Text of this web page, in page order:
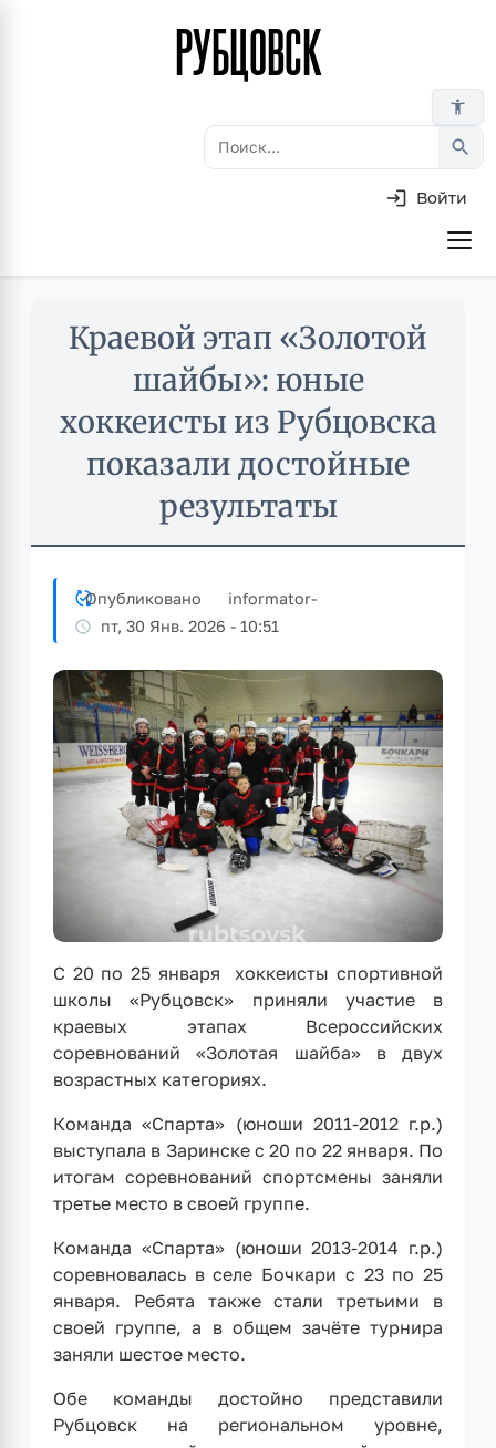
РУБЦОВСК
accessibility_new
search
Войти
Краевой этап «Золотой
шайбы»: юные
хоккеисты из Рубцовска
показали достойные
результаты
Опубликовано informator-
пт, 30 Янв. 2026 - 10:51
С 20 по 25 января хоккеисты спортивной
школы «Рубцовск» приняли участие в
краевых этапах Всероссийских
соревнований «Золотая шайба» в двух
возрастных категориях.
Команда «Спарта» (юноши 2011-2012 г.р.)
выступала в Заринске с 20 по 22 января. По
итогам соревнований спортсмены заняли
третье место в своей группе.
Команда «Спарта» (юноши 2013-2014 г.р.)
соревновалась в селе Бочкари с 23 по 25
января. Ребята также стали третьими в
своей группе, а в общем зачёте турнира
заняли шестое место.
Обе команды достойно представили
Рубцовск на региональном уровне,